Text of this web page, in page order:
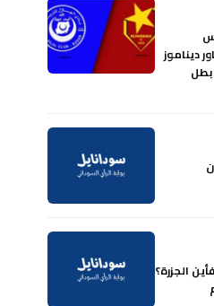
ديناموز
بطل
الجزرة؟